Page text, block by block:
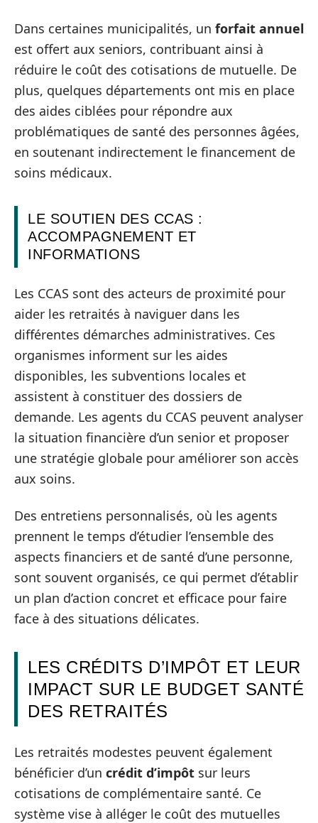
Dans certaines municipalités, un forfait annuel
est offert aux seniors, contribuant ainsi à
réduire le coût des cotisations de mutuelle. De
plus, quelques départements ont mis en place
des aides ciblées pour répondre aux
problématiques de santé des personnes âgées,
en soutenant indirectement le financement de
soins médicaux.
LE SOUTIEN DES CCAS :
ACCOMPAGNEMENT ET
INFORMATIONS
Les CCAS sont des acteurs de proximité pour
aider les retraités à naviguer dans les
différentes démarches administratives. Ces
organismes informent sur les aides
disponibles, les subventions locales et
assistent à constituer des dossiers de
demande. Les agents du CCAS peuvent analyser
la situation financière d’un senior et proposer
une stratégie globale pour améliorer son accès
aux soins.
Des entretiens personnalisés, où les agents
prennent le temps d’étudier l’ensemble des
aspects financiers et de santé d’une personne,
sont souvent organisés, ce qui permet d’établir
un plan d’action concret et efficace pour faire
face à des situations délicates.
LES CRÉDITS D’IMPÔT ET LEUR
IMPACT SUR LE BUDGET SANTÉ
DES RETRAITÉS
Les retraités modestes peuvent également
bénéficier d’un crédit d’impôt sur leurs
cotisations de complémentaire santé. Ce
système vise à alléger le coût des mutuelles